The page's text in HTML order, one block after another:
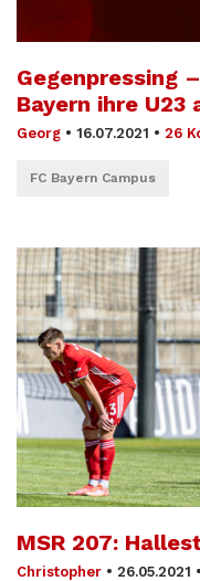
Gegenpressing
Bayern ihre U23
Georg • 16.07.2021 • 26
FC Bayern Campus
MSR 207:
Christopher • 26.05.2021 •